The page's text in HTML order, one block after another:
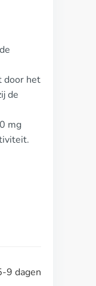
door het
de
mg
9 dagen